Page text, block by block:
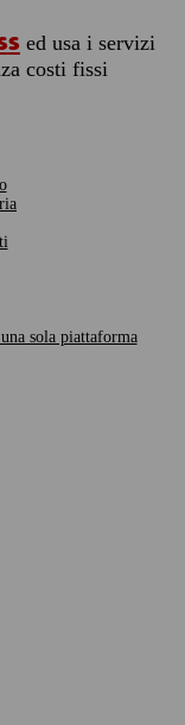
ed usa i servizi
costi fissi
sola piattaforma